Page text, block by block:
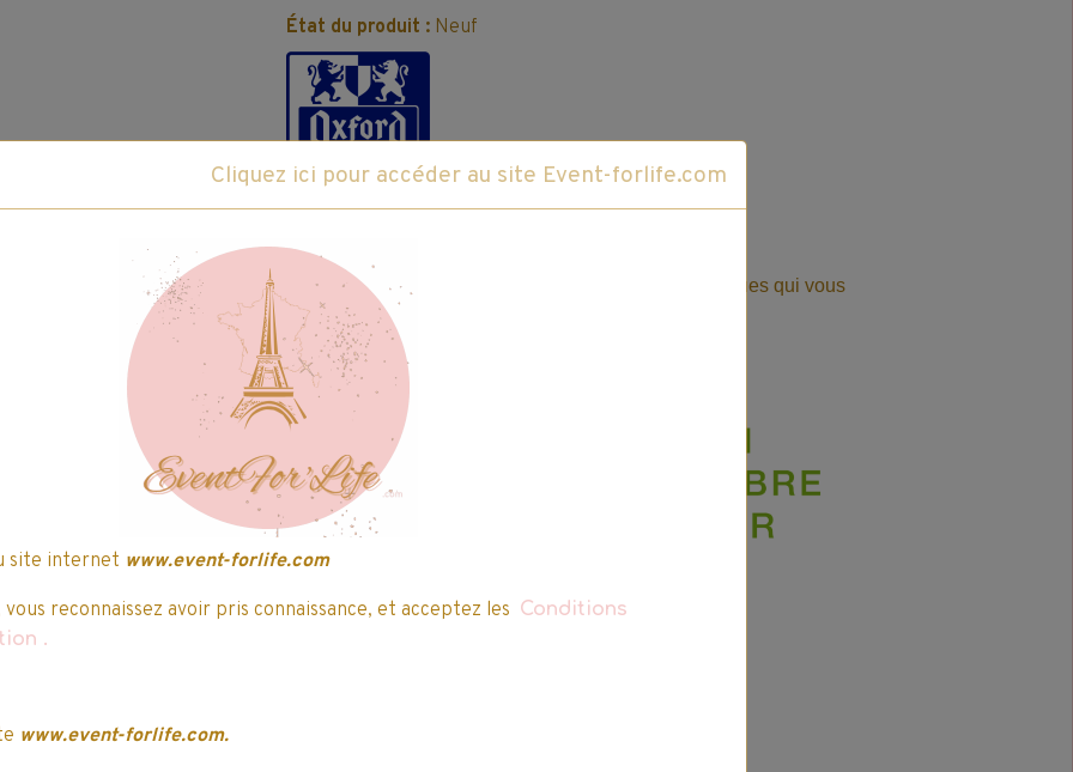
État du produit : Neuf
Fabricant : Oxford
produit
après, la validation
Les copies simples OXFORD sont des produits intemporels et iconiques qui vous
donnent confiance pour exprimer votre personnalité et votre...
Note environnementale :
Cliquez ici pour accéder au site Event-forlife.com
site internet www.event-forlife.com
vous reconnaissez avoir pris connaissance, et acceptez les Conditions
.
www.event-forlife.com.